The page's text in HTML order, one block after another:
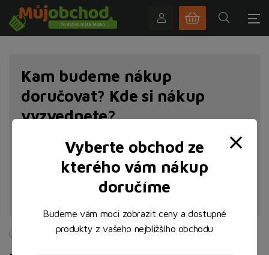
Kam budeme nákup
doručovat? Kde si nákup
vyzvednete?
Úvodní stránka Maso Drůbež
Vyberte obchod ze
kterého vám nákup
doručíme
Budeme vám moci zobrazit ceny a dostupné
produkty z vašeho nejbližšího obchodu